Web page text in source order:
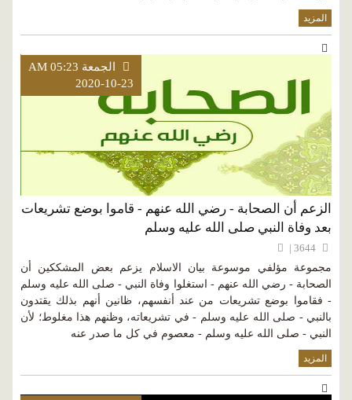
المزيد
الجمعة AM 05:23
2020-10-23
الزعم أن الصحابة - رضي الله عنهم - قاموا بوضع تشريعات
بعد وفاة النبي صلى الله عليه وسلم
مجموعة مؤلفي موسوعة بيان الاسلام يزعم بعض المشككين أن
الصحابة - رضي الله عنهم - استغلوا وفاة النبي - صلى الله عليه وسلم
- فقاموا بوضع تشريعات من عند أنفسهم، ظانين أنهم بذلك يقتدون
بالنبي - صلى الله عليه وسلم - في تشريعاته، وظنهم هذا مغلوط؛ لأن
النبي - صلى الله عليه وسلم - معصوم في كل ما صدر عنه
المزيد